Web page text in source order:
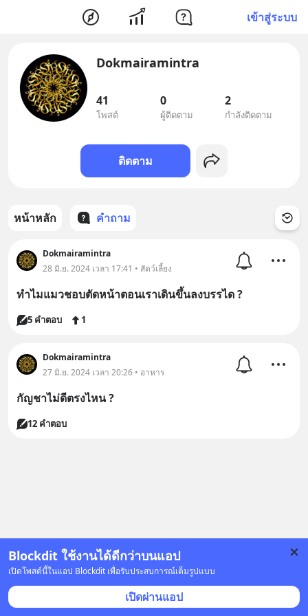
เข้าสู่ระบบ
Blockdit ใช้งานได้ดีกว่าบนแอป
เปิดโพสต์นี้ในแอป Blockdit เพื่อรับประสบการณ์เต็มรูปแบบ
เปิดผ่านแอป
Dokmairamintra
41
โพสต์
0
ผู้ติดตาม
2
กำลังติดตาม
ติดตาม
หน้าหลัก คำถาม
Dokmairamintra
28 มิ.ย. 2024 เวลา 17:41 • สัตว์เลี้ยง
ทำไมแมวชอบตัดหน้าตอนเราเดินขึ้นลงบรรได ?
5 คำตอบ 1
Dokmairamintra
27 มิ.ย. 2024 เวลา 20:26 • อาหาร
กัญชาไม่ดีตรงไหน ?
12 คำตอบ